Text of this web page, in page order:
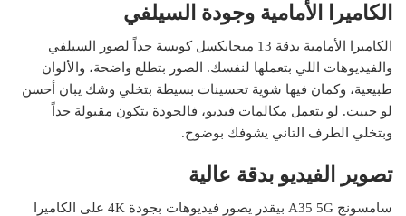
الكاميرا الأمامية وجودة السيلفي
الكاميرا الأمامية بدقة 13 ميجابكسل كويسة جداً لصور السيلفي
والفيديوهات اللي بتعملها لنفسك. الصور بتطلع واضحة، والألوان
طبيعية، وكمان فيها شوية تحسينات بسيطة بتخلي وشك يبان أحسن
لو حبيت. لو بتعمل مكالمات فيديو، فالجودة بتكون مقبولة جداً
وبتخلي الطرف التاني يشوفك بوضوح.
تصوير الفيديو بدقة عالية
سامسونج A35 5G بيقدر يصور فيديوهات بجودة 4K على الكاميرا